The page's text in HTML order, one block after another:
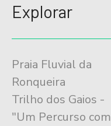
Explorar
Praia Fluvial da
Ronqueira
Trilho dos Gaios -
"Um Percurso com